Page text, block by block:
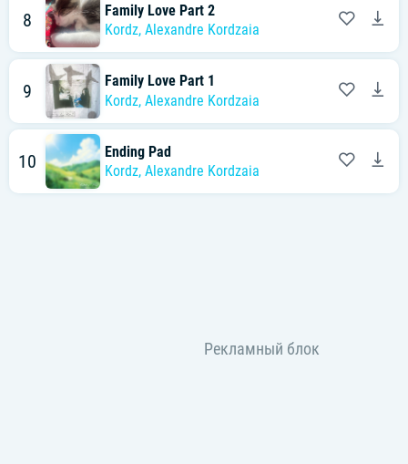
8
Family Love Part 2
Kordz, Alexandre Kordzaia
9
Family Love Part 1
Kordz, Alexandre Kordzaia
10
Ending Pad
Kordz, Alexandre Kordzaia